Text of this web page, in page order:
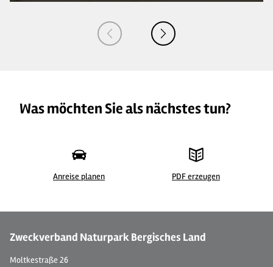
Was möchten Sie als nächstes tun?
Anreise planen PDF erzeugen
Zweckverband Naturpark Bergisches Land
Moltkestraße 26